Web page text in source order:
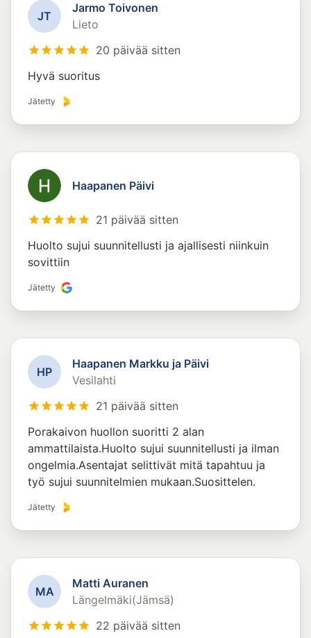
JT
Jarmo Toivonen
Lieto
20 päivää sitten
Hyvä suoritus
Jätetty
Haapanen Päivi
21 päivää sitten
Huolto sujui suunnitellusti ja ajallisesti niinkuin
sovittiin
Jätetty
HP
Haapanen Markku ja Päivi
Vesilahti
21 päivää sitten
Porakaivon huollon suoritti 2 alan
ammattilaista.Huolto sujui suunnitellusti ja ilman
ongelmia.Asentajat selittivät mitä tapahtuu ja
työ sujui suunnitelmien mukaan.Suosittelen.
Jätetty
MA
Matti Auranen
Längelmäki(Jämsä)
22 päivää sitten